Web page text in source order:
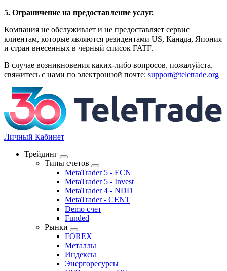
5. Ограничение на предоставление услуг.
Компания не обслуживает и не предоставляет сервис
клиентам, которые являются резидентами US, Канада, Япония
и стран внесенных в черный список FATF.
В случае возникновения каких-либо вопросов, пожалуйста,
свяжитесь с нами по электронной почте: support@teletrade.org
Личный Кабинет
Трейдинг
Типы счетов
MetaTrader 5 - ECN
MetaTrader 5 - Invest
MetaTrader 4 - NDD
MetaTrader - CENT
Demo счет
Funded
Рынки
FOREX
Металлы
Индексы
Энергоресурсы